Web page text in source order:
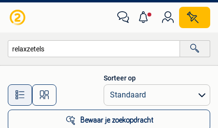
Alle afstanden…
Sorteer op
Bewaar je zoekopdracht